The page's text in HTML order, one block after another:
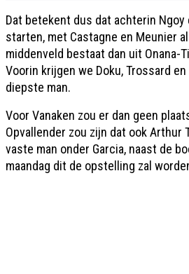
Dat betekent dus dat achterin
starten, met Castagne en Meunier
middenveld bestaat dan uit Onana-
Voorin krijgen we Doku, Trossard
diepste man.
Voor Vanaken zou er dan geen
Opvallender zou zijn dat ook Arthur
vaste man onder Garcia, naast de
maandag dit de opstelling zal